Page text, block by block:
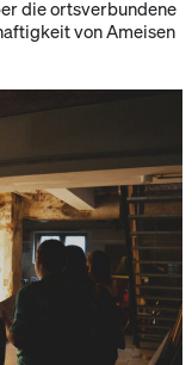
die ortsverbundene
von Ameisen